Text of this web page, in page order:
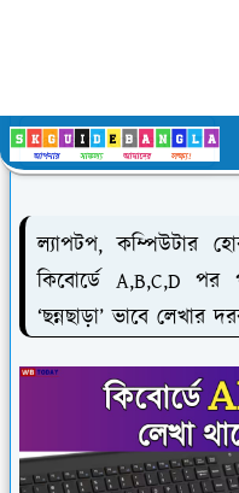
Table of content
ল‍্যাপটপ, কম্পিউটার
কিবোর্ডে A,B,C,D
‘ছন্নছাড়া’ ভাবে লেখার